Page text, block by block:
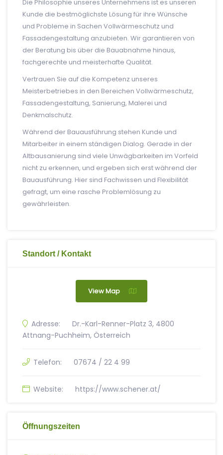
Die Philosophie unseres Unternehmens ist es unseren
Kunde die bestmöglichste Lösung für ihre Wünsche
und Probleme in Sachen Vollwärmeschutz und
Fassadengestaltung anzubieten. Wir garantieren von
der Beratung bis über die Bauabnahme hinaus,
fachgerechte und meisterhafte Qualität.
Vertrauen Sie auf die Kompetenz unseres
Meisterbetriebes in den Bereichen Vollwärmeschutz,
Fassadengestaltung, Sanierung, Malerei und
Denkmalschutz.
Während der Bauausführung stehen Kunde und
Mitarbeiter in einem ständigen Dialog. Gerade in der
Altbausanierung sind viele Unwägbarkeiten im Vorfeld
nicht zu erkennen, und ergeben sich erst während der
Bauausführung. Hier sind Fachwissen und Flexibilität
gefragt, um eine rasche Problemlösung zu
gewährleisten.
Standort / Kontakt
View Map
Adresse:
Dr.-Karl-Renner-Platz 3, 4800
Attnang-Puchheim, Österreich
Telefon: 07674 / 22 4 99
Website: https://www.schener.at/
Öffnungszeiten